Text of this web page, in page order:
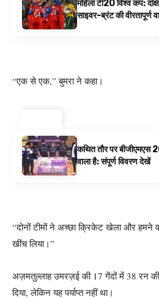
महिला टी20 विश्व कप:
साइवर-ब्रंट की वीरतापूर्ण
“एक से एक,” बुमरा ने कहा।
कथित तौर पर
वाला है: संपूर्ण विवरण देखें
“दोनों टीमों ने अच्छा क्रिकेट खेला और हमने
खींच लिया।”
अज़मतुल्लाह उमरज़ई की 17 गेंदों में 38 रन
दिया, लेकिन यह पर्याप्त नहीं था।